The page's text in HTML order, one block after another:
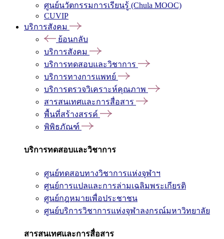
ศูนย์นวัตกรรมการเรียนรู้ (Chula MOOC)
CUVIP
บริการสังคม
ย้อนกลับ
บริการสังคม
บริการทดสอบและวิชาการ
บริการทางการแพทย์
บริการตรวจวิเคราะห์คุณภาพ
สารสนเทศและการสื่อสาร
พื้นที่สร้างสรรค์
พิพิธภัณฑ์
บริการทดสอบและวิชาการ
ศูนย์ทดสอบทางวิชาการแห่งจุฬาฯ
ศูนย์การแปลและการล่ามเฉลิมพระเกียรติ
ศูนย์กฎหมายเพื่อประชาชน
ศูนย์บริการวิชาการแห่งจุฬาลงกรณ์มหาวิทยาลัย
สารสนเทศและการสื่อสาร